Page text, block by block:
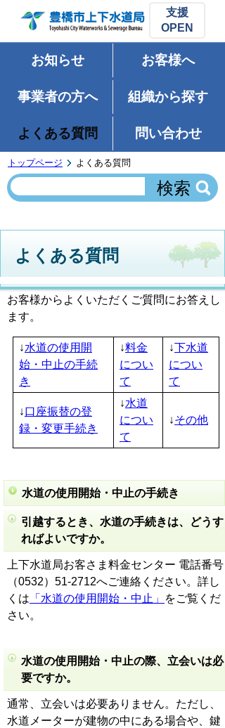
支援
お知らせ お客様へ
事業者の方へ 組織から探す
よくある質問 問い合わせ
トップページ よくある質問
よくある質問
お客様からよくいただくご質問にお答えし
ます。
↓水道の使用開
始・中止の手続
き
↓料金
につい
て
↓下水道
につい
て
↓口座振替の登
録・変更手続き
↓水道
につい
て
↓その他
水道の使用開始・中止の手続き
引越するとき、水道の手続きは、どうす
ればよいですか。
上下水道局お客さま料金センター 電話番号
（0532）51-2712へご連絡ください。詳し
くは 「水道の使用開始・中止」
をご覧くだ
さい。
水道の使用開始・中止の際、立会いは必
要ですか。
通常、立会いは必要ありません。ただし、
水道メーターが建物の中にある場合や、鍵